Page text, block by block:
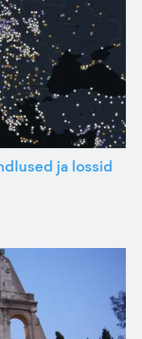
ja lossid